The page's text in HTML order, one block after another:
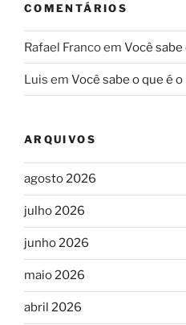
COMENTÁRIOS
Rafael Francoem Você sabe
Luis em Você sabe o que é o
ARQUIVOS
agosto 2026
julho 2026
junho 2026
maio 2026
abril 2026